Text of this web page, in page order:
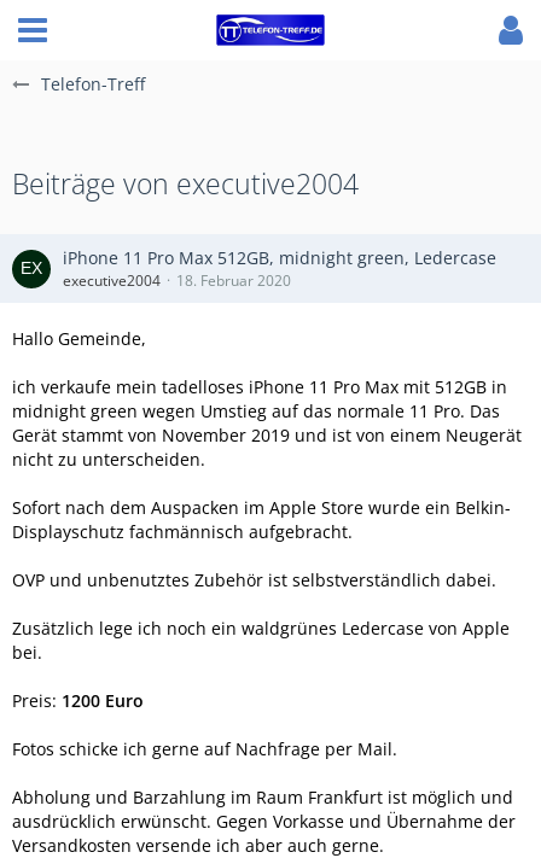
Telefon-Treff
Beiträge von executive2004
iPhone 11 Pro Max 512GB, midnight green, Ledercase
executive2004 18. Februar 2020
Hallo Gemeinde,
ich verkaufe mein tadelloses iPhone 11 Pro Max mit 512GB in
midnight green wegen Umstieg auf das normale 11 Pro. Das
Gerät stammt von November 2019 und ist von einem Neugerät
nicht zu unterscheiden.
Sofort nach dem Auspacken im Apple Store wurde ein Belkin-
Displayschutz fachmännisch aufgebracht.
OVP und unbenutztes Zubehör ist selbstverständlich dabei.
Zusätzlich lege ich noch ein waldgrünes Ledercase von Apple
bei.
Preis: 1200 Euro
Fotos schicke ich gerne auf Nachfrage per Mail.
Abholung und Barzahlung im Raum Frankfurt ist möglich und
ausdrücklich erwünscht. Gegen Vorkasse und Übernahme der
Versandkosten versende ich aber auch gerne.